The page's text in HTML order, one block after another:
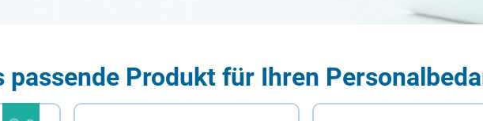
passende Produkt für Ihren